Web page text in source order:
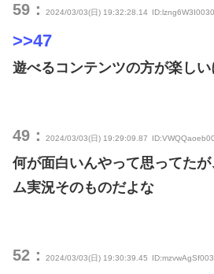
59： 2024/03/03(日) 19:32:28.14
>>47
遊べるコンテンツの方が楽し
49： 2024/03/03(日) 19:29:09.87
何が面白いんやって思ってた
ム実況そのものだよな
52： 2024/03/03(日) 19:30:39.45